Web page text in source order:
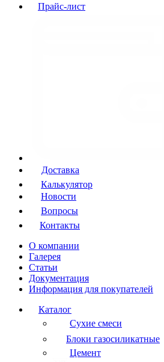
Прайс-лист
Доставка
Калькулятор
Новости
Вопросы
Контакты
О компании
Галерея
Статьи
Документация
Информация для покупателей
Каталог
Сухие смеси
Блоки газосиликатные
Цемент